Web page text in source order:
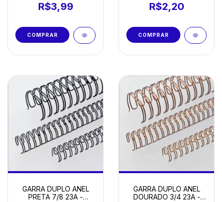
R$3,99 R$2,20
GARRA DUPLO ANEL
PRETA 7/8 23A -
GARRA DUPLO ANEL
DOURADO 3/4 23A -